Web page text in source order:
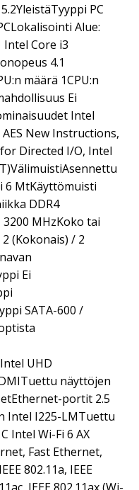
PC
Alue:
Core i3
4.1
määrä 1CPU:n
Ei
Intel
New Instructions,
Directed I/O, Intel
6 MtKäyttömuisti
DDR4
MHzKoko tai
(Kokonais) / 2
Ei
SATA-600 /
UHD
näyttöjen
portit 2.5
Intel I225-LMTuettu
Intel Wi-Fi 6 AX
Fast Ethernet,
802.11a, IEEE